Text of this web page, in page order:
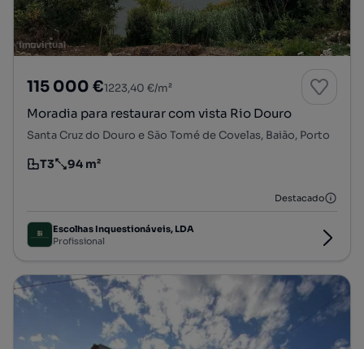
115 000 €1223,40 €/m²
Moradia para restaurar com vista Rio Douro
Santa Cruz do Douro e São Tomé de Covelas, Baião, Porto
Tipologia
T3
Preço por metro quadrado
94 m²
Destacado
Escolhas Inquestionáveis, LDA
Profissional